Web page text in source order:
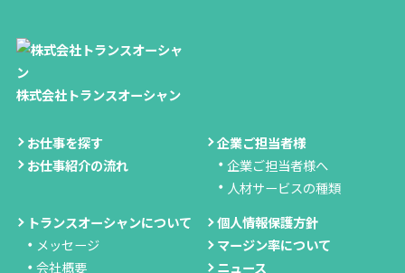
株式会社トランスオーシャン
お仕事を探す
お仕事紹介の流れ
企業ご担当者様
企業ご担当者様へ
人材サービスの種類
トランスオーシャンについて
メッセージ
会社概要
個人情報保護方針
マージン率について
ニュース